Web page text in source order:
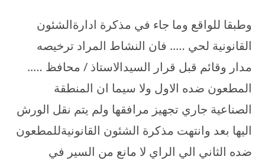
وطبقا للواقع وما جاء في مذكرة ادارةالشئون
القانونية لحي ….. فان النشاط المراد ترخيصه
مدار وقائم قبل قرار السيدالاستاذ / محافظ …..
المطعون ضده الاول ولا سيما ان المنطقة
الصناعية جاري تجهيز مرافقها ولم يتم نقل الورش
اليها بعد وانتهت مذكرة الشئون القانونيةللمطعون
ضده الثاني الي الراي لا مانع من السير في